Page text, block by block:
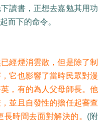
讀書，正想去嘉勉其用功
而下的命令。
經煙消雲散，但是除了制
它也影響了當時民眾對漫
，有的為人父母師長。他
並且自發性的擔任起審查
時間去面對解決的。 (附